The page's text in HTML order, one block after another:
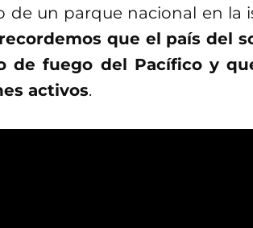
un parque nacional en la
que el país del
de fuego del Pacífico y
activos.